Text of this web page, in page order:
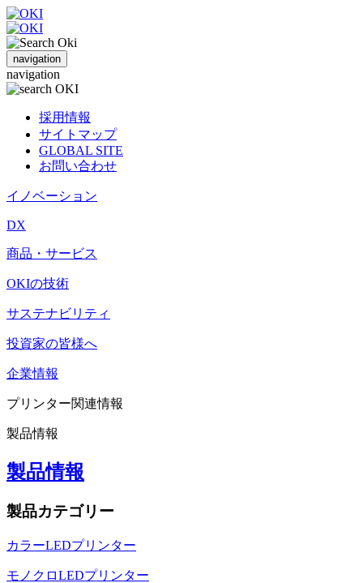
navigation
navigation
採用情報
サイトマップ
GLOBAL SITE
お問い合わせ
イノベーション
DX
商品・サービス
OKIの技術
サステナビリティ
投資家の皆様へ
企業情報
プリンター関連情報
製品情報
製品情報
製品カテゴリー
カラーLEDプリンター
モノクロLEDプリンター